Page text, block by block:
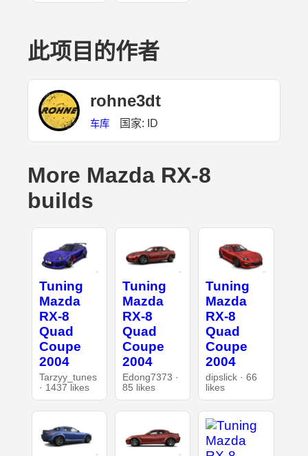
此项目的作者
rohne3dt
车库 国家: ID
More Mazda RX-8
builds
Tuning
Mazda
RX-8
Quad
Coupe
2004
Tarzyy_tunes
· 1437 likes
Tuning
Mazda
RX-8
Quad
Coupe
2004
Edong7373 ·
85 likes
Tuning
Mazda
RX-8
Quad
Coupe
2004
dipslick · 66
likes